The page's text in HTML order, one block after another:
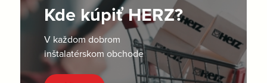
Kde kúpiť HERZ?
V každom dobrom
inštalatérskom obchode